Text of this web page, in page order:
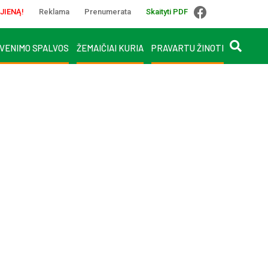
Reklama Prenumerata Skaityti PDF
SPALVOS ŽEMAIČIAI KURIA PRAVARTU ŽINOTI